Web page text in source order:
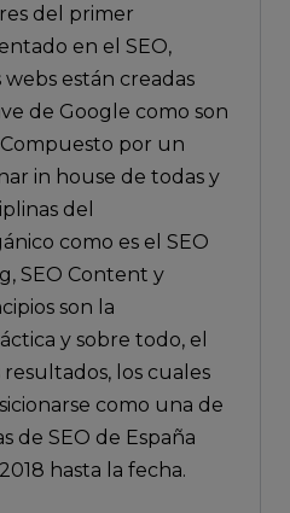
del primer
en el SEO,
webs están creadas
de Google como son
Compuesto por un
in house de todas y
del
como es el SEO
SEO Content y
son la
y sobre todo, el
los cuales
como una de
de SEO de España
hasta la fecha.